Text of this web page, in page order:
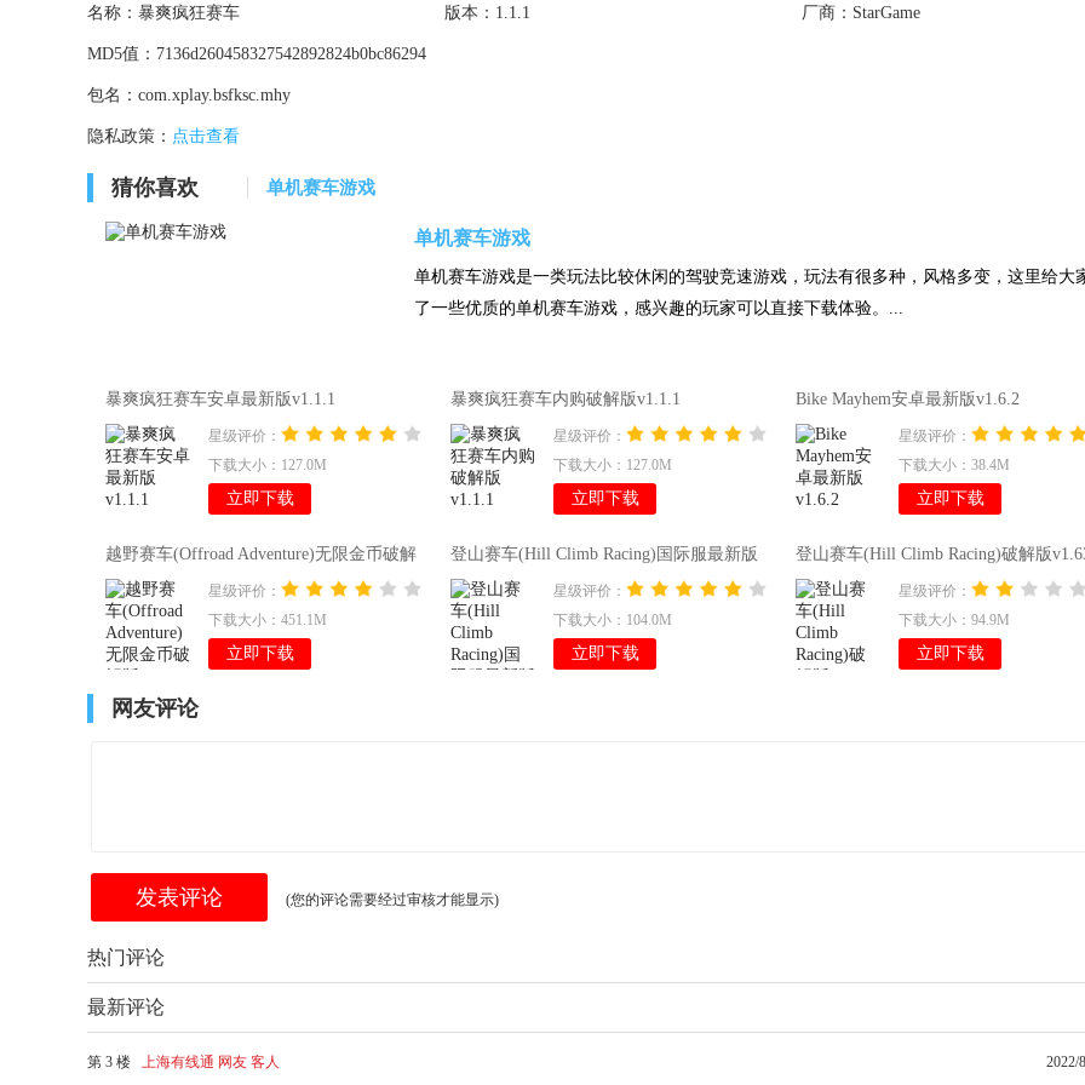
名称： 暴爽疯狂赛车 版本： 1.1.1 厂商： StarGame
MD5值： 7136d260458327542892824b0bc86294
包名： com.xplay.bsfksc.mhy
隐私政策： 点击查看
猜你喜欢 单机赛车游戏
单机赛车游戏
单机赛车游戏是一类玩法比较休闲的驾驶竞速游戏，玩法有很多种，风格多变，这里给大
了一些优质的单机赛车游戏，感兴趣的玩家可以直接下载体验。...
暴爽疯狂赛车安卓最新版v1.1.1
星级评价：
下载大小：127.0M
立即下载
暴爽疯狂赛车内购破解版v1.1.1
星级评价：
下载大小：127.0M
立即下载
Bike Mayhem安卓最新版v1.6.2
星级评价：
下载大小：38.4M
立即下载
越野赛车(Offroad Adventure)无限金币破解
版v2.15
星级评价：
下载大小：451.1M
立即下载
登山赛车(Hill Climb Racing)国际服最新版
v1.63.0
星级评价：
下载大小：104.0M
立即下载
登山赛车(Hill Climb Racing)破解版
星级评价：
下载大小：94.9M
立即下载
网友评论
(您的评论需要经过审核才能显示)
热门评论
最新评论
第 3 楼 上海有线通 网友 客人 2022/